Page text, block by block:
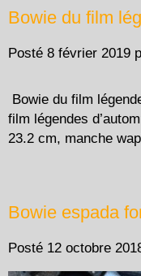
Bowie du film
Posté 8 février 2019
Bowie du film
film légendes
23.2 cm, manche
Bowie espada
Posté 12 octobre